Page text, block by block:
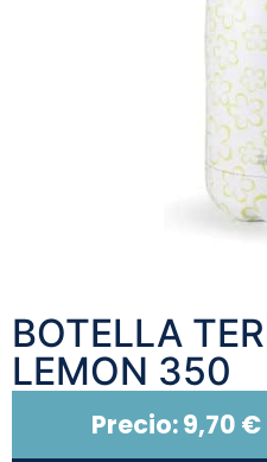
BOTELLA
LEMON 350
Precio:9,70 €